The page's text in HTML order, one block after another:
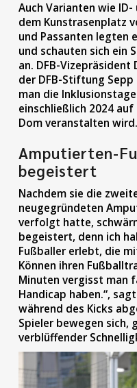
Auch Varianten wie
dem Kunstrasenplatz
und Passanten legten
und schauten sich ein
an. DFB-
der DFB-Stiftung
man die
einschließlich 2024
Dom veranstalten wird.
Amputierten-
begeistert
Nachdem sie die
neugegründeten
verfolgt hatte,
begeistert, denn ich
Fußballer erlebt, die
Können ihren
Minuten vergisst man
Handicap haben.“,
während des Kicks
Spieler bewegen sich,
verblüffender